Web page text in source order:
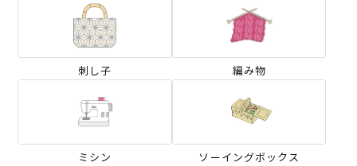
刺し子 編み物
ミシン ソーイングボックス